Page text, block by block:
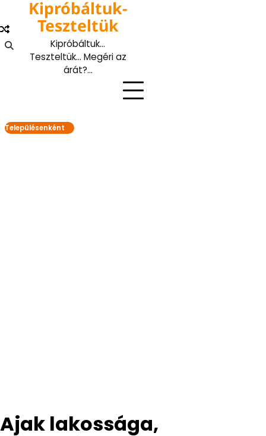
content
Kipróbáltuk-
Teszteltük
Kipróbáltuk…
Teszteltük… Megéri az
árát?…
Településenként
Ajak lakossága,